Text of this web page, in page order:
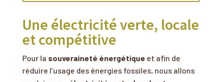
Une électricité verte, locale
et compétitive
Pour la souveraineté énergétique et afin de
réduire l’usage des énergies fossiles, nous allons